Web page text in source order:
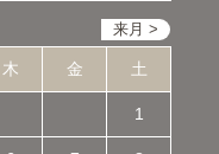
木 金 土
1